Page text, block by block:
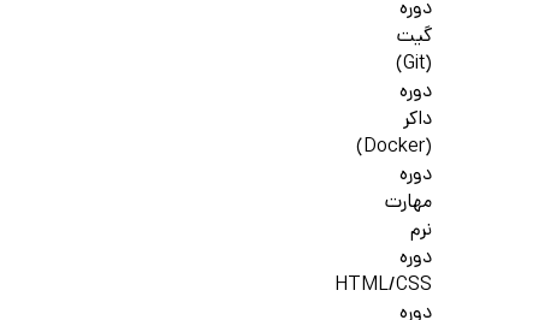
دوره
گیت
(Git)
دوره
داکر
(Docker)
دوره
مهارت
نرم
دوره
HTML/CSS